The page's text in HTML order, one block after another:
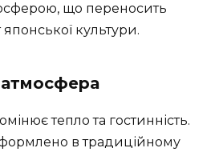
що переносить
японської культури.
атмосфера
тепло та гостинність.
в традиційному